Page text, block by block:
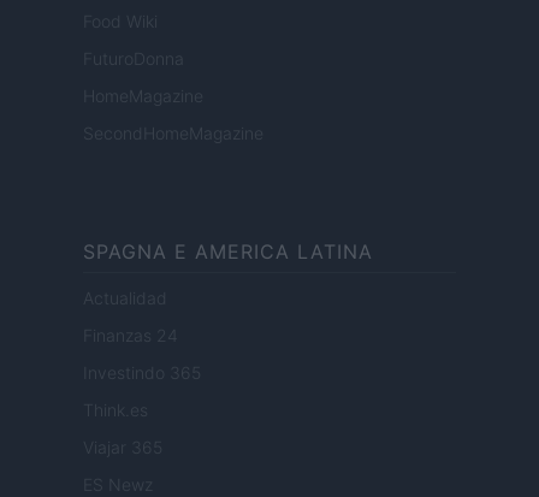
Food Wiki
FuturoDonna
HomeMagazine
SecondHomeMagazine
SPAGNA E AMERICA LATINA
Actualidad
Finanzas 24
Investindo 365
Viajar 365
ES Newz